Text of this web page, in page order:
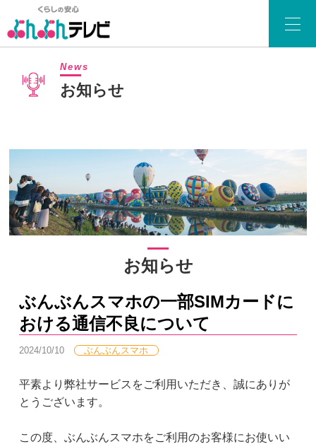
News
お知らせ
お知らせ
ぶんぶんスマホの一部SIMカードに
おける通信不良について
2024/10/10 ぶんぶんスマホ
平素より弊社サービスをご利用いただき、誠にありが
とうございます。
この度、ぶんぶんスマホをご利用のお客様にお使いい